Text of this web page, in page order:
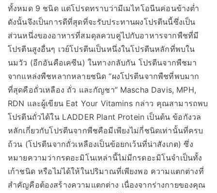
ทั้งหมด 9 ชนิด แต่โปรดทราบว่ามีเมไทโอนีนค่อนข้างต่ำ
ดังนั้นจึงเป็นการดีที่สุดที่จะรับประทานผงโปรตีนนี้ซึ่งเป็น
ส่วนหนึ่งของอาหารที่สมดุลควบคู่ไปกับอาหารจากพืชที่มี
โปรตีนสูงอื่นๆ เวย์โปรตีนเป็นหนึ่งในโปรตีนหลักที่พบใน
นมวัว (อีกอันคือเคซีน) ในทางกลับกัน โปรตีนจากพืชมา
จากแหล่งพืชหลากหลายชนิด “ผงโปรตีนจากพืชที่พบมาก
ที่สุดคือถั่วเหลือง ถั่ว และกัญชา” Mascha Davis, MPH,
RDN และผู้เขียน Eat Your Vitamins กล่าว คุณสามารถพบ
โปรตีนถั่วได้ใน LADDER Plant Protein เป็นต้น ข้อกังวล
หลักเกี่ยวกับโปรตีนจากพืชคือมีเพียงไม่กี่ชนิดเท่านั้นที่ครบ
ถ้วน (โปรตีนจากถั่วเหลืองเป็นข้อยกเว้นที่น่าสังเกต) ซึ่ง
หมายความว่ากรดอะมิโนเหล่านี้ไม่มีกรดอะมิโนจำเป็นทั้ง
เก้าชนิด หรือไม่ได้ให้ในปริมาณที่เพียงพอ ความแตกต่างที่
สำคัญคือต้องสร้างความแตกต่าง เนื่องจากร่างกายของคุณ